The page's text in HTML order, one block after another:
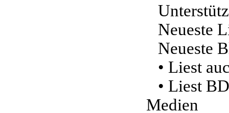
Neueste
Neueste
• Liest
• Liest
Medien